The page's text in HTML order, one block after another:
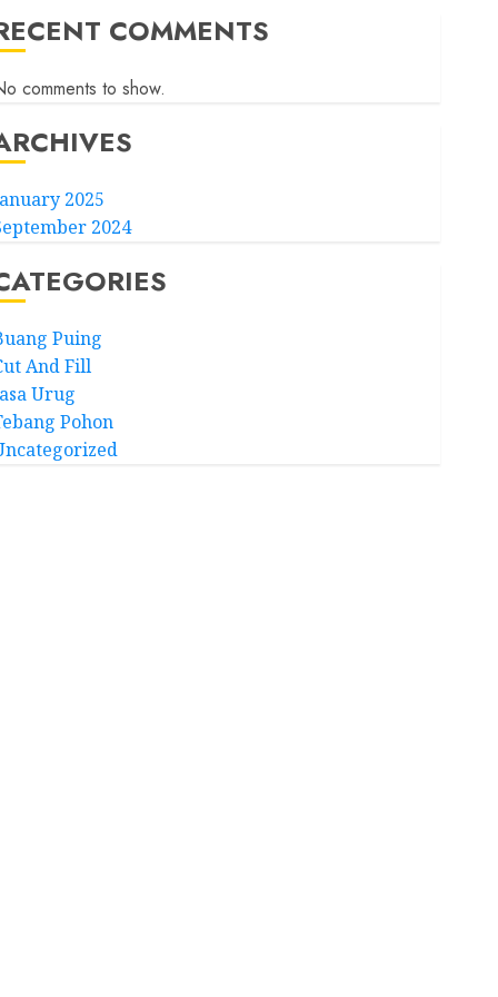
COMMENTS
comments to show.
2025
2024
Puing
And Fill
Urug
Pohon